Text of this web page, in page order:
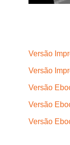
Versão
Versão
Versão
Versão
Versão